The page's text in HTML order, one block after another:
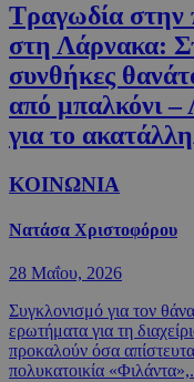
Τραγωδία στην
στη Λάρνακα:
συνθήκες
από μπαλκόνι –
για το
ΚΟΙΝΩΝΙΑ
Νατάσα Χριστοφόρου
28 Μαΐου, 2026
Συγκλονισμό για τον
ερωτήματα για τη
προκαλούν όσα
πολυκατοικία